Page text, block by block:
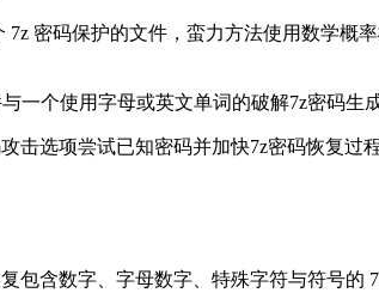
密码保护的文件，蛮力方法使用数学
一个使用字母或英文单词的破解7z密码生
击选项尝试已知密码并加快7z密码恢复过程
包含数字、字母数字、特殊字符与符号的